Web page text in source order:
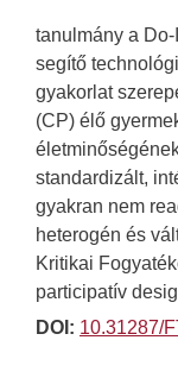
tanulmány a
segítő
gyakorlat
(CP) élő
standardizált,
gyakran nem
heterogén és
Kritikai
participatív
DOI: 10.31287/